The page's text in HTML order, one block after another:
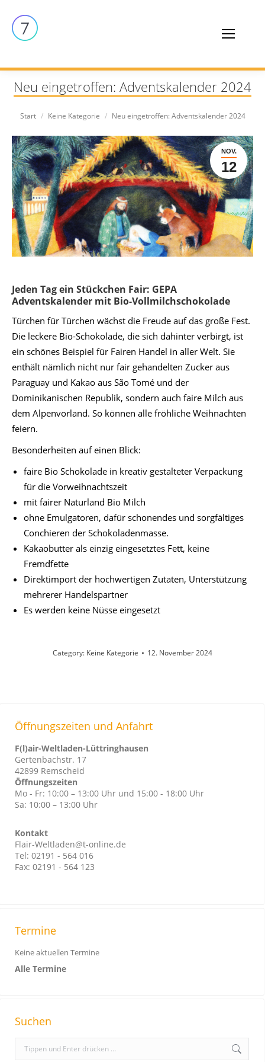
Neu eingetroffen: Adventskalender 2024
Sie befinden sich hier:
Start Keine Kategorie Neu eingetroffen: Adventskalender 2024
NOV.
12
Jeden Tag ein Stückchen Fair: GEPA
Adventskalender mit Bio-Vollmilchschokolade
Türchen für Türchen wächst die Freude auf das große Fest.
Die leckere Bio-Schokolade, die sich dahinter verbirgt, ist
ein schönes Beispiel für Fairen Handel in aller Welt. Sie
enthält nämlich nicht nur fair gehandelten Zucker aus
Paraguay und Kakao aus São Tomé und der
Dominikanischen Republik, sondern auch faire Milch aus
dem Alpenvorland. So können alle fröhliche Weihnachten
feiern.
Besonderheiten auf einen Blick:
faire Bio Schokolade in kreativ gestalteter Verpackung
für die Vorweihnachtszeit
mit fairer Naturland Bio Milch
ohne Emulgatoren, dafür schonendes und sorgfältiges
Conchieren der Schokoladenmasse.
Kakaobutter als einzig eingesetztes Fett, keine
Fremdfette
Direktimport der hochwertigen Zutaten, Unterstützung
mehrerer Handelspartner
Es werden keine Nüsse eingesetzt
Category: Keine Kategorie 12. November 2024
Öffnungszeiten und Anfahrt
F(l)air-Weltladen-Lüttringhausen
Gertenbachstr. 17
42899 Remscheid
Öffnungszeiten
Mo - Fr: 10:00 – 13:00 Uhr und 15:00 - 18:00 Uhr
Sa: 10:00 – 13:00 Uhr
Kontakt
Flair-Weltladen@t-online.de
Tel: 02191 - 564 016
Fax: 02191 - 564 123
Termine
Keine aktuellen Termine
Alle Termine
Suchen
e